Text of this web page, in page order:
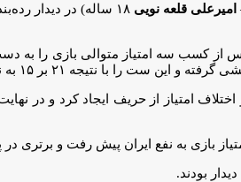
امیرعلی قلعه نویی
۲۱ بر ۱۵ به نفع خود به پایان رساندند.
پوئن‌ها در میانه بازی به ۶ امتیاز هم رسید تا در نهایت این
بودند.